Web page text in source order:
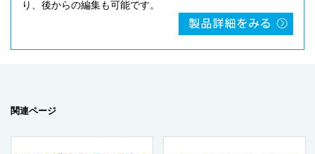
り、後からの編集も可能です。
関連ページ